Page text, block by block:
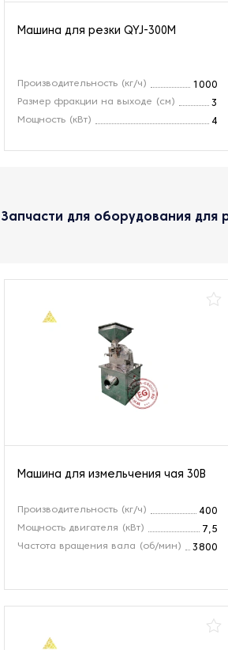
Машина для резки QYJ-300M
Производительность (кг/ч)
1000
Размер фракции на выходе (см)
3
Мощность (кВт)
4
Запчасти для оборудования для
Машина для измельчения чая 30В
Производительность (кг/ч)
400
Мощность двигателя (кВт)
7,5
Частота вращения вала (об/мин)
3800